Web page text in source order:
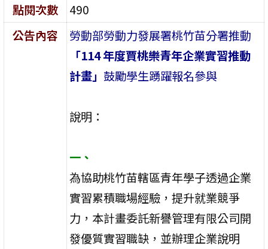
點閱次數
490
公告內容
勞動部勞動力發展署桃竹苗分署推動
「114 年度賈桃樂青年企業實習推動
計畫」鼓勵學生踴躍報名參與
說明：
一、
為協助桃竹苗轄區青年學子透過企業
實習累積職場經驗，提升就業競爭
力，本計畫委託新譽管理有限公司開
發優質實習職缺，並辦理企業說明